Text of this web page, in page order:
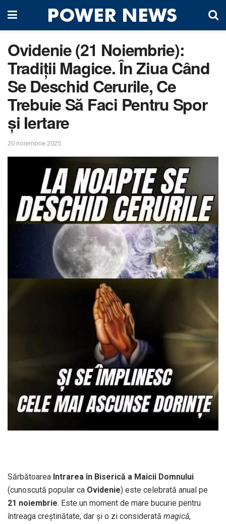
Ovidenie (21 Noiembrie):
Tradiții Magice. În Ziua Când
Se Deschid Cerurile, Ce
Trebuie Să Faci Pentru Spor
și Iertare
20 noiembrie 2025
Sărbătoarea Intrarea în Biserică a Maicii Domnului
(cunoscută popular ca Ovidenie) este celebrată anual pe
21 noiembrie. Este un moment de mare bucurie pentru
întreaga creștinătate, dar și o zi considerată magică,